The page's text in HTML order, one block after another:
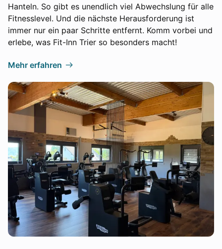
Hanteln. So gibt es unendlich viel Abwechslung für alle
Fitnesslevel. Und die nächste Herausforderung ist
immer nur ein paar Schritte entfernt. Komm vorbei und
erlebe, was Fit-Inn Trier so besonders macht!
Mehr erfahren